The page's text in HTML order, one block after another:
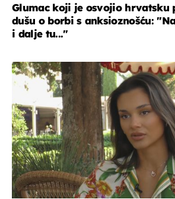
Glumac koji je osvojio hrvatsku
dušu o borbi s anksioznošću:
i dalje tu..."